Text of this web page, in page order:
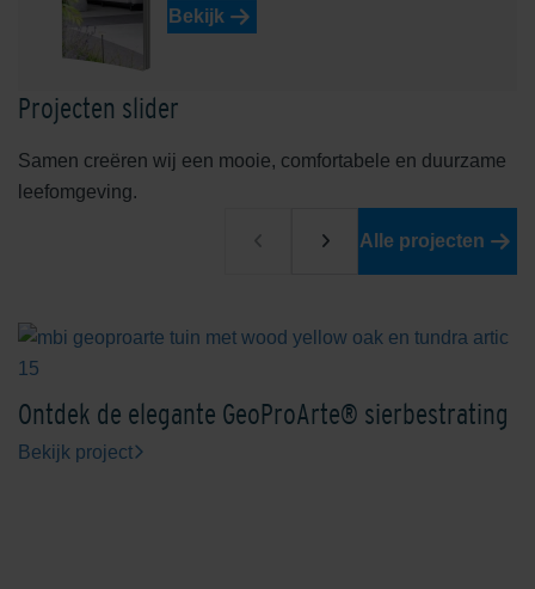
Bekijk
Projecten slider
Samen creëren wij een mooie, comfortabele en duurzame
leefomgeving.
Alle projecten
Ontdek de elegante GeoProArte® sierbestrating
Bekijk project